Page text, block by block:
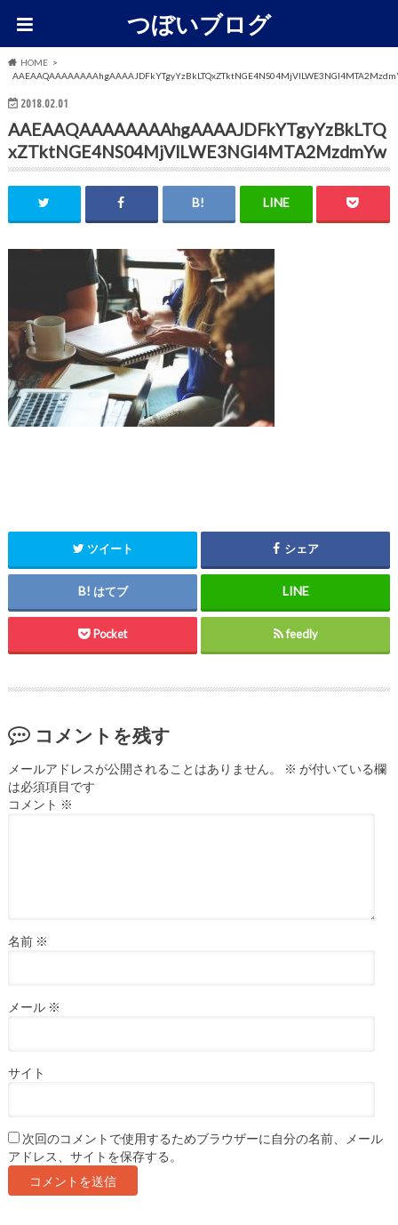
つぼいブログ
HOME
2018.02.01
AAEAAQAAAAAAAAhgAAAAJDFkYTgyYzBkLTQ
xZTktNGE4NS04MjVlLWE3NGI4MTA2MzdmYw
ツイート シェア
はてブ
Pocket feedly
コメントを残す
メールアドレスが公開されることはありません。 ※ が付いている欄
は必須項目です
コメント ※
名前 ※
メール ※
サイト
次回のコメントで使用するためブラウザーに自分の名前、メール
アドレス、サイトを保存する。